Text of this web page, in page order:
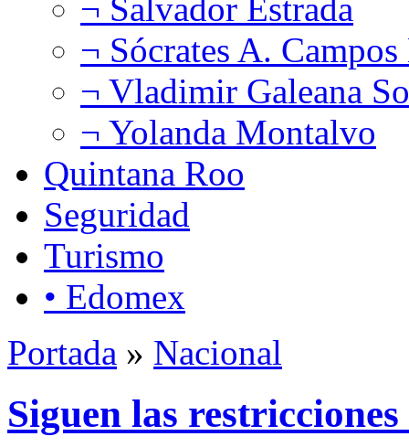
¬ Salvador Estrada
¬ Sócrates A.
¬ Vladimir Galeana
¬ Yolanda Montalvo
Quintana Roo
Seguridad
Turismo
• Edomex
Portada » Nacional
Siguen las